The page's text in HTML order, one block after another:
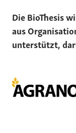
Die BioThesis
aus
unterstützt,